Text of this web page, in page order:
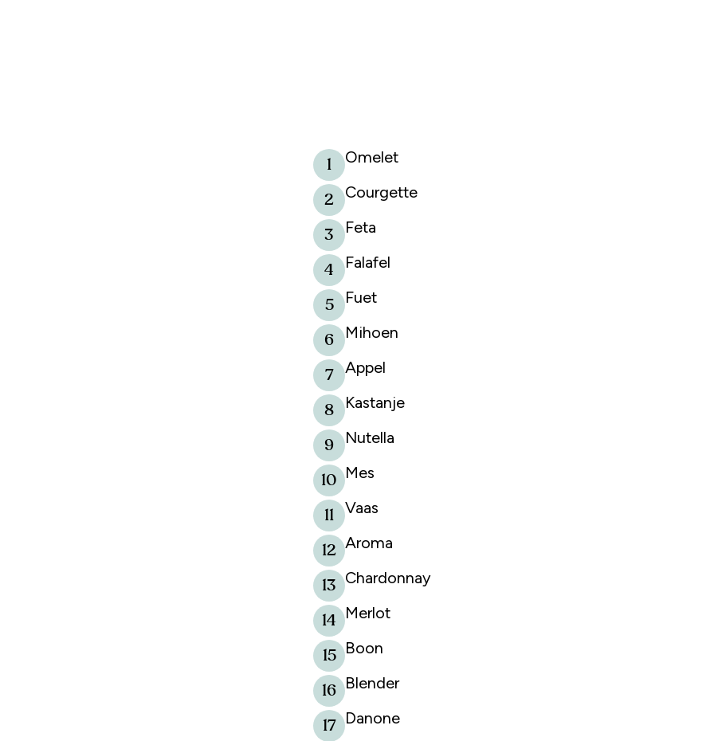
1 Omelet
2 Courgette
3 Feta
4 Falafel
5 Fuet
6 Mihoen
7 Appel
8 Kastanje
9 Nutella
10 Mes
11 Vaas
12 Aroma
13 Chardonnay
14 Merlot
15 Boon
16 Blender
17 Danone